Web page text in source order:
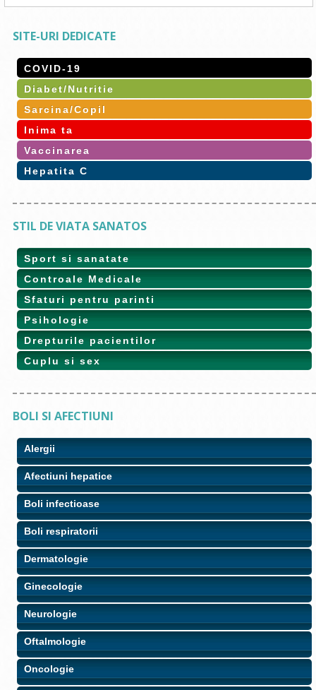
SITE-URI DEDICATE
COVID-19
Diabet/Nutritie
Sarcina/Copil
Inima ta
Vaccinarea
Hepatita C
STIL DE VIATA SANATOS
Sport si sanatate
Controale Medicale
Sfaturi pentru parinti
Psihologie
Drepturile pacientilor
Cuplu si sex
BOLI SI AFECTIUNI
Alergii
Afectiuni hepatice
Boli infectioase
Boli respiratorii
Dermatologie
Ginecologie
Neurologie
Oftalmologie
Oncologie